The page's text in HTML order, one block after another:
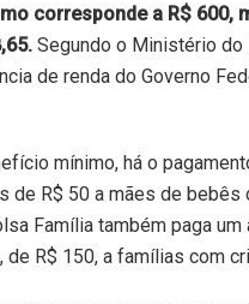
corresponde a R$
Segundo o Ministério
de renda do Governo
mínimo, há o
de R$ 50 a mães de
Família também paga
de R$ 150, a famílias com